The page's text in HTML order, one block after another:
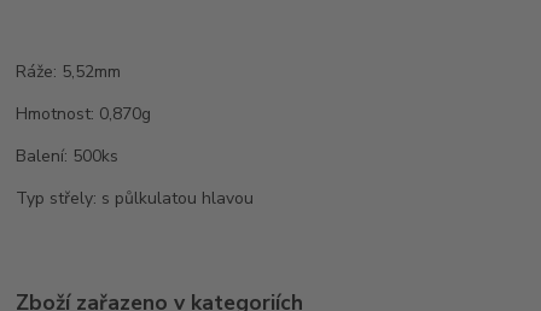
Ráže: 5,52mm
Hmotnost: 0,870g
Balení: 500ks
Typ střely: s půlkulatou hlavou
Zboží zařazeno v kategoriích